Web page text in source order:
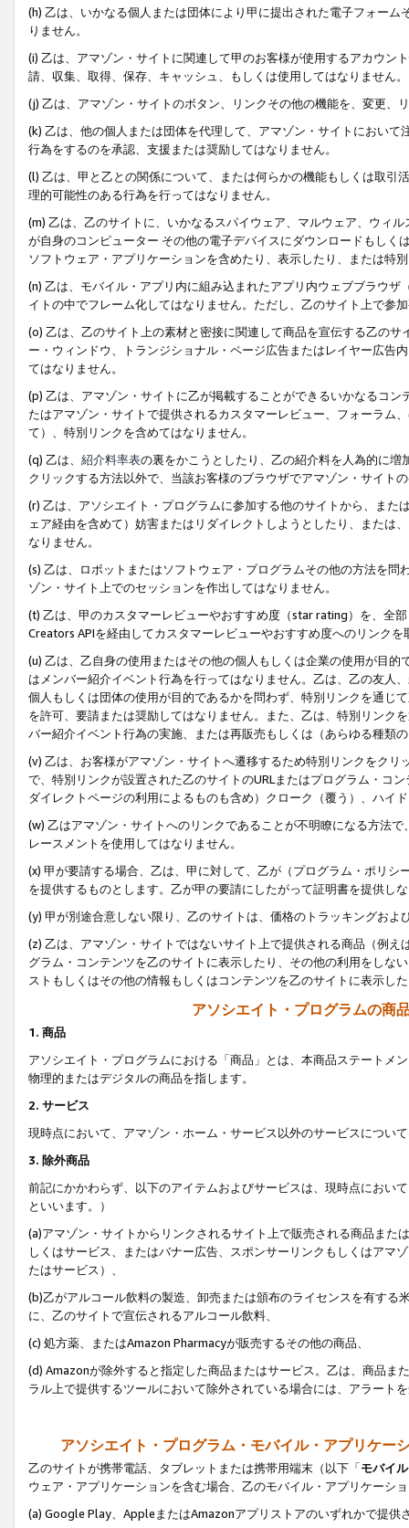
(h) 乙は、いかなる個人または団体により甲に提出された電子フォー
りません。
(i) 乙は、アマゾン・サイトに関連して甲のお客様が使用するアカウン
請、収集、取得、保存、キャッシュ、もしくは使用してはなりません。
(j) 乙は、アマゾン・サイトのボタン、リンクその他の機能を、変更、
(k) 乙は、他の個人または団体を代理して、アマゾン・サイトにおい
行為をするのを承認、支援または奨励してはなりません。
(l) 乙は、甲と乙との関係について、または何らかの機能もしくは取
理的可能性のある行為を行ってはなりません。
(m) 乙は、乙のサイトに、いかなるスパイウェア、マルウェア、ウィ
が自身のコンピューター その他の電子デバイスにダウンロードもし
ソフトウェア・アプリケーションを含めたり、表示したり、または特
(n) 乙は、モバイル・アプリ内に組み込まれたアプリ内ウェブブラウ
イトの中でフレーム化してはなりません。ただし、乙のサイト上で参
(o) 乙は、乙のサイト上の素材と密接に関連して商品を宣伝する乙の
ー・ウィンドウ、トランジショナル・ページ広告またはレイヤー広告
てはなりません。
(p) 乙は、アマゾン・サイトに乙が掲載することができるいかなるコ
たはアマゾン・サイトで提供されるカスタマーレビュー、フォーラム
て）、特別リンクを含めてはなりません。
(q) 乙は、 紹介料率表の裏をかこうとしたり、乙の紹介料を人為的に
クリックする方法以外で、当該お客様のブラウザでアマゾン・サイト
(r) 乙は、アソシエイト・プログラムに参加する他のサイトから、ま
ェア経由を含めて）妨害またはリダイレクトしようとしたり、または
なりません。
(s) 乙は、ロボットまたはソフトウェア・プログラムその他の方法を
ゾン・サイト上でのセッションを作出してはなりません。
(t) 乙は、甲のカスタマーレビューやおすすめ度（star rating）を、全
Creators APIを経由してカスタマーレビューやおすすめ度へのリンクを
(u) 乙は、乙自身の使用またはその他の個人もしくは企業の使用が目
はメンバー紹介イベント行為を行ってはなりません。乙は、乙の友人
個人もしくは団体の使用が目的であるかを問わず、特別リンクを通じ
を許可、要請または奨励してはなりません。また、乙は、特別リンク
バー紹介イベント行為の実施、または再販売もしくは（あらゆる種類
(v) 乙は、お客様がアマゾン・サイトへ遷移するため特別リンクをク
で、特別リンクが設置された乙のサイトのURLまたはプログラム・コ
ダイレクトページの利用によるものも含め）クローク（覆う）、ハイ
(w) 乙はアマゾン・サイトへのリンクであることが不明瞭になる方法
レースメントを使用してはなりません。
(x) 甲が要請する場合、乙は、甲に対して、乙が（プログラム・ポリ
を提供するものとします。乙が甲の要請にしたがって証明書を提供し
(y) 甲が別途合意しない限り、乙のサイトは、価格のトラッキングお
(z) 乙は、アマゾン・サイトではないサイト上で提供される商品（例
グラム・コンテンツを乙のサイトに表示したり、その他の利用をしな
ストもしくはその他の情報もしくはコンテンツを乙のサイトに表示し
アソシエイト・プログラムの商
1. 商品
アソシエイト・プログラムにおける「商品」とは、本商品ステートメ
物理的またはデジタルの商品を指します。
2. サービス
現時点において、アマゾン・ホーム・サービス以外のサービスについ
3. 除外商品
前記にかかわらず、以下のアイテムおよびサービスは、現時点におい
といいます。）
(a)アマゾン・サイトからリンクされるサイト上で販売される商品ま
しくはサービス、またはバナー広告、スポンサーリンクもしくはアマ
たはサービス）、
(b)乙がアルコール飲料の製造、卸売または頒布のライセンスを有す
に、乙のサイトで宣伝されるアルコール飲料、
(c) 処方薬、またはAmazon Pharmacyが販売するその他の商品、
(d) Amazonが除外すると指定した商品またはサービス。乙は、商品ま
ラル上で提供するツールにおいて除外されている場合には、アラート
アソシエイト・プログラム・モバイル・アプリケー
乙のサイトが携帯電話、タブレットまたは携帯用端末（以下「モバイ
ウェア・アプリケーションを含む場合、乙のモバイル・アプリケーシ
(a) Google Play、AppleまたはAmazonアプリストアのいずれかで提供